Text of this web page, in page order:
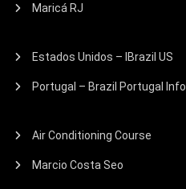
Maricá RJ
Estados Unidos – IBrazil US
Portugal – Brazil Portugal Info
Air Conditioning Course
Marcio Costa Seo